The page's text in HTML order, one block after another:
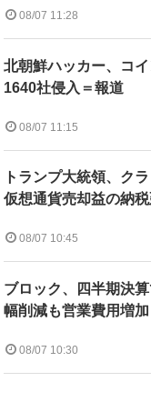
08/07 11:28
北朝鮮ハッカー、コ
1640社侵入＝報道
08/07 11:15
トランプ大統領、ク
仮想通貨売却益の納
08/07 10:45
ブロック、四半期決
幅削減も営業費用増加
08/07 10:30